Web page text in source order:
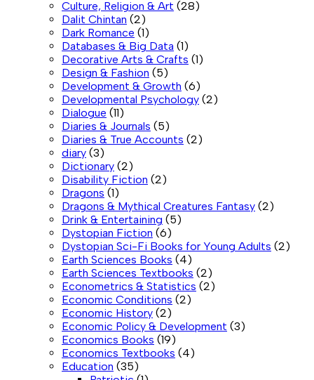
Culture, Religion & Art (28)
Dalit Chintan (2)
Dark Romance (1)
Databases & Big Data (1)
Decorative Arts & Crafts (1)
Design & Fashion (5)
Development & Growth (6)
Developmental Psychology (2)
Dialogue (11)
Diaries & Journals (5)
Diaries & True Accounts (2)
diary (3)
Dictionary (2)
Disability Fiction (2)
Dragons (1)
Dragons & Mythical Creatures Fantasy (2)
Drink & Entertaining (5)
Dystopian Fiction (6)
Dystopian Sci-Fi Books for Young Adults (2)
Earth Sciences Books (4)
Earth Sciences Textbooks (2)
Econometrics & Statistics (2)
Economic Conditions (2)
Economic History (2)
Economic Policy & Development (3)
Economics Books (19)
Economics Textbooks (4)
Education (35)